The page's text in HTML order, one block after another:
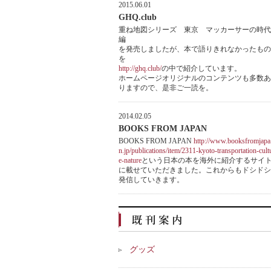
2015.06.01
GHQ.club
重ね地図シリーズ 東京 マッカーサーの時代
編
を発売しましたが、本で語りきれなかったもの
を
http://ghq.club/の中で紹介しています。
ホームページオリジナルのコンテンツも多数あ
りますので、是非ご一読を。
2014.02.05
BOOKS FROM JAPAN
BOOKS FROM JAPAN http://www.booksfromjapa
n.jp/publications/item/2311-kyoto-transportation-
e-natureという日本の本を海外に紹介するサイ
に載せていただきました。これからもドシドシ
発信していきます。
グッズ